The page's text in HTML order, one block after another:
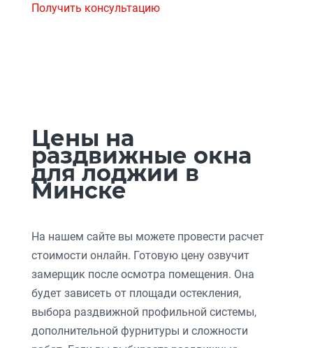
Получить консультацию
Цены на
раздвижные окна
для лоджии в
Минске
На нашем сайте вы можете провести расчет
стоимости онлайн. Готовую цену озвучит
замерщик после осмотра помещения. Она
будет зависеть от площади остекления,
выбора раздвижной профильной системы,
дополнительной фурнитуры и сложности